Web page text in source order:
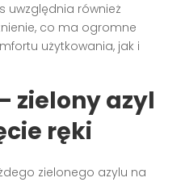
uwzględnia również
co ma ogromne
użytkowania, jak i
zielony azyl
ręki
zielonego azylu na